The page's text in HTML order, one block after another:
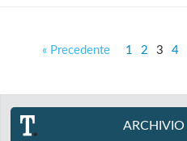
« Precedente 1 2 3 4